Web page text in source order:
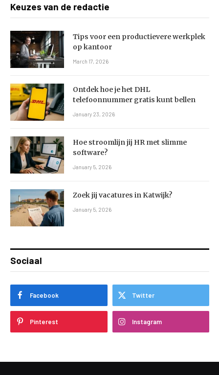
Keuzes van de redactie
Tips voor een productievere werkplek
op kantoor
March 17, 2026
Ontdek hoe je het DHL
telefoonnummer gratis kunt bellen
January 23, 2026
Hoe stroomlijn jij HR met slimme
software?
January 5, 2026
Zoek jij vacatures in Katwijk?
January 5, 2026
Sociaal
Facebook Twitter
Pinterest Instagram